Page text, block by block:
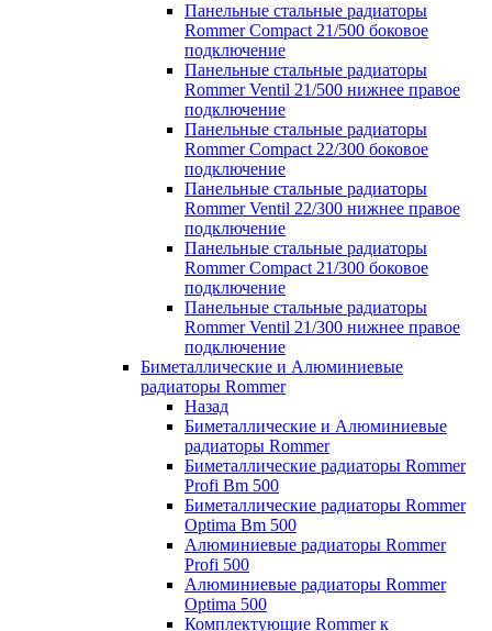
Панельные стальные радиаторы
Rommer Compact 21/500 боковое
подключение
Панельные стальные радиаторы
Rommer Ventil 21/500 нижнее правое
подключение
Панельные стальные радиаторы
Rommer Compact 22/300 боковое
подключение
Панельные стальные радиаторы
Rommer Ventil 22/300 нижнее правое
подключение
Панельные стальные радиаторы
Rommer Compact 21/300 боковое
подключение
Панельные стальные радиаторы
Rommer Ventil 21/300 нижнее правое
подключение
Биметаллические и Алюминиевые
радиаторы Rommer
Назад
Биметаллические и Алюминиевые
радиаторы Rommer
Биметаллические радиаторы Rommer
Profi Bm 500
Биметаллические радиаторы Rommer
Optima Bm 500
Алюминиевые радиаторы Rommer
Profi 500
Алюминиевые радиаторы Rommer
Optima 500
Комплектующие Rommer к